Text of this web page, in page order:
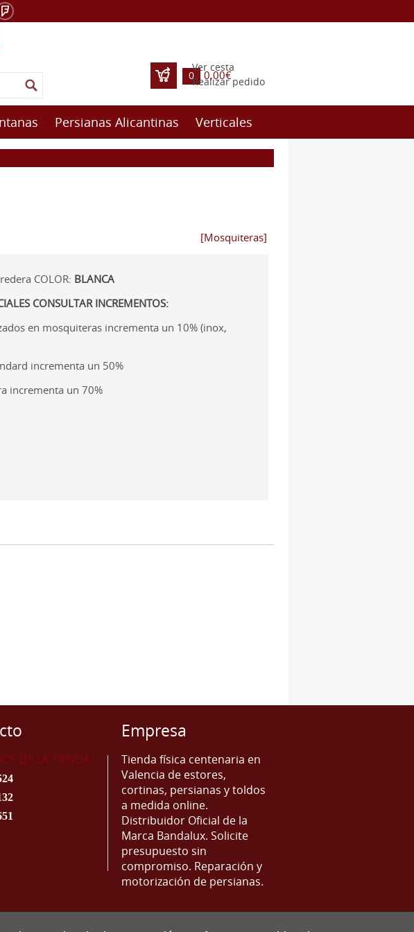
0 0,00€
Realizar pedido
Ver cesta
Persianas Alicantinas Verticales
[Mosquiteras]
COLOR: BLANCA
CONSULTAR INCREMENTOS:
en mosquiteras incrementa un 10% (inox,
incrementa un 50%
incrementa un 70%
DE LA TIENDA:
Empresa
Tienda física centenaria en
Valencia de estores,
cortinas, persianas y toldos
a medida online.
Distribuidor Oficial de la
Marca Bandalux. Solicite
presupuesto sin
compromiso. Reparación y
motorización de persianas.